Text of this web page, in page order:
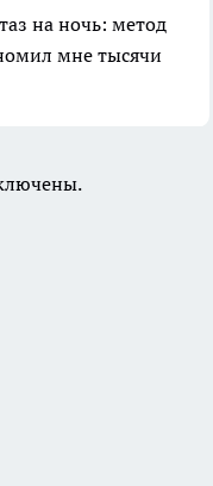
на ночь: метод
мне тысячи